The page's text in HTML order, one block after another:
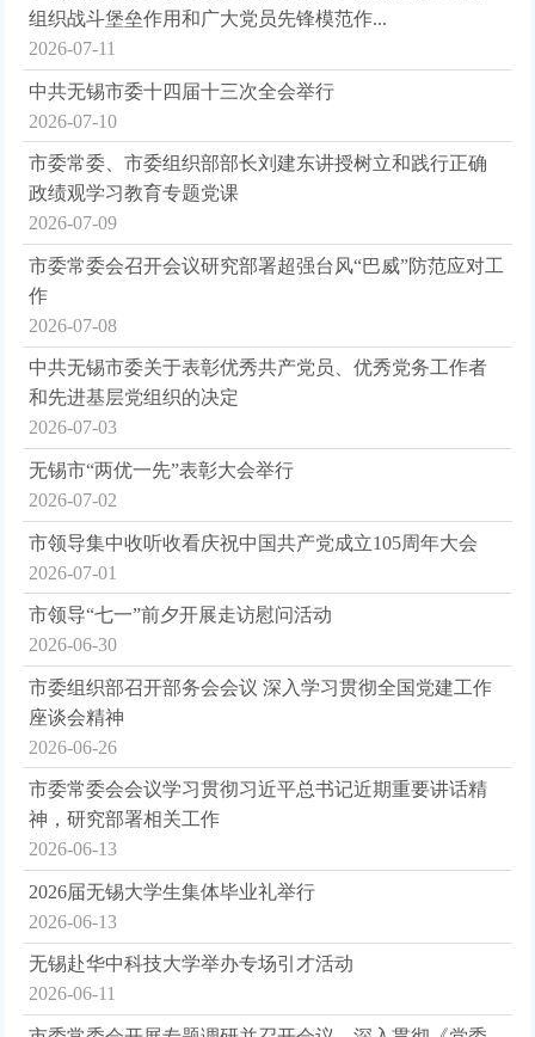
2026-07-11
组织战斗堡垒作用和广大党员先锋模范作...
2026-07-10
中共无锡市委十四届十三次全会举行
2026-07-09
市委常委、市委组织部部长刘建东讲授树立和践行正确
政绩观学习教育专题党课
2026-07-08
市委常委会召开会议研究部署超强台风“巴威”防范应对工
作
2026-07-03
中共无锡市委关于表彰优秀共产党员、优秀党务工作者
和先进基层党组织的决定
2026-07-02
无锡市“两优一先”表彰大会举行
2026-07-01
市领导集中收听收看庆祝中国共产党成立105周年大会
2026-06-30
市领导“七一”前夕开展走访慰问活动
2026-06-26
市委组织部召开部务会会议 深入学习贯彻全国党建工作
座谈会精神
2026-06-13
市委常委会会议学习贯彻习近平总书记近期重要讲话精
神，研究部署相关工作
2026-06-13
2026届无锡大学生集体毕业礼举行
2026-06-11
无锡赴华中科技大学举办专场引才活动